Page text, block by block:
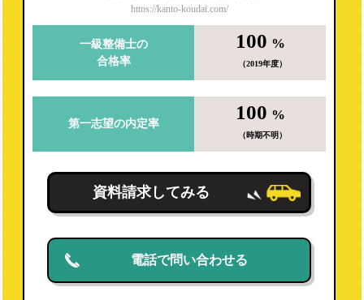
https://kanto-koudai.com/
一級整備士の
合格率
100 %
（2019年度）
第一志望の内定率
100 %
（時期不明）
資料請求してみる
電話で問い合わせる